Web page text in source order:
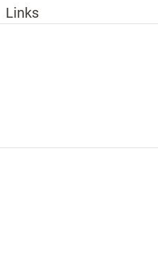
Links